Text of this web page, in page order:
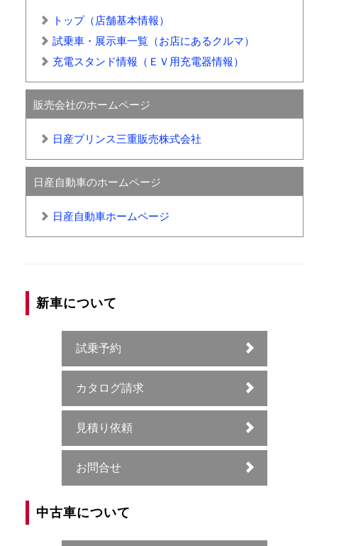
トップ（店舗基本情報）
試乗車・展示車一覧（お店にあるクルマ）
充電スタンド情報（ＥＶ用充電器情報）
販売会社のホームページ
日産プリンス三重販売株式会社
日産自動車のホームページ
日産自動車ホームページ
新車について
試乗予約
カタログ請求
見積り依頼
お問合せ
中古車について